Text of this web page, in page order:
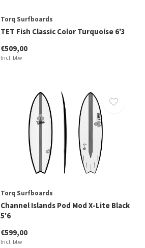
Torq Surfboards
TET Fish Classic Color Turquoise 6'3
€509,00
Incl. btw
Torq Surfboards
Channel Islands Pod Mod X-Lite Black
5'6
€599,00
Incl. btw